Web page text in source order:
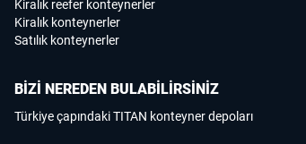
Kiralık reefer konteynerler
Kiralık konteynerler
Satılık konteynerler
BİZİ NEREDEN BULABİLİRSİNİZ
Türkiye çapındaki TITAN konteyner depoları